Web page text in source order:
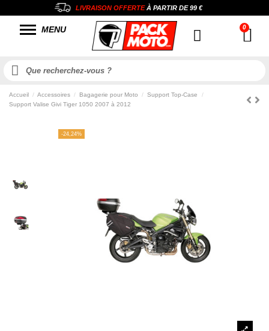
LIVRAISON OFFERTEÀ PARTIR DE99 €
MENU
Accueil Accessoires Bagagerie pour Moto
Support Top-Case
Support Valise Givi Tiger 1050 2007 à 2012
-24,24%